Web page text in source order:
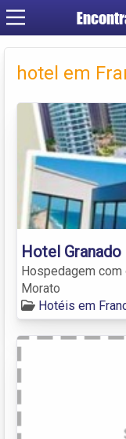
hotel em
Hotel Granado
Hospedagem
Morato
Hotéis em